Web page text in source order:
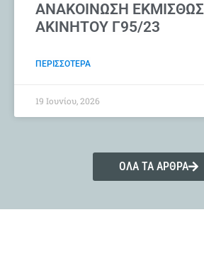
ΑΝΑΚΟΙΝΩΣΗ
ΑΚΙΝΗΤΟΥ Γ95/23
ΠΕΡΙΣΣΟΤΕΡΑ
19 Ιουνίου, 2026
ΟΛΑ ΤΑ ΑΡΘΡΑ